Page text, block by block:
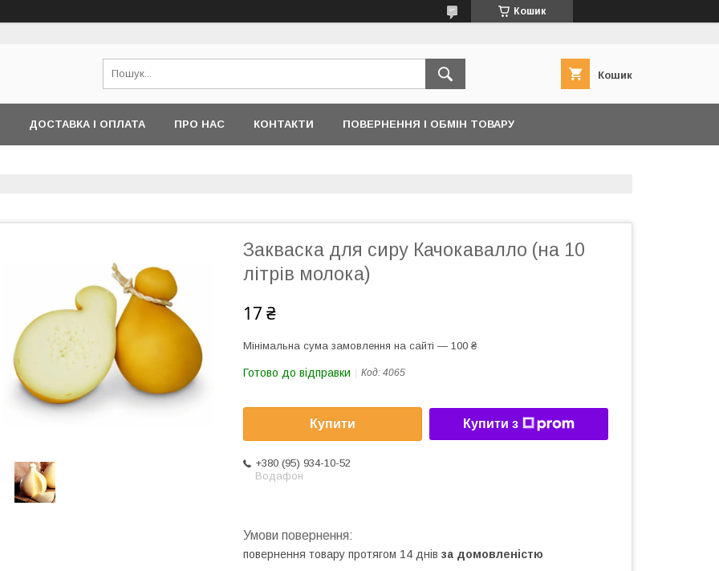
Кошик
Кошик
ДОСТАВКА І ОПЛАТА ПРО НАС КОНТАКТИ ПОВЕРНЕННЯ І ОБМІН ТОВАРУ
Закваска для сиру Качокавалло (на 10
літрів молока)
17 ₴
Мінімальна сума замовлення на сайті — 100 ₴
Готово до відправки Код: 4065
Купити Купити з
+380 (95) 934-10-52
Водафон
повернення товару протягом 14 днів за домовленістю